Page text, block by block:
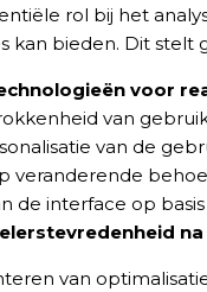
VẤN MIỄN
rol bij het
kan bieden. Dit stelt
voor
van
van de
veranderende
de interface op
van